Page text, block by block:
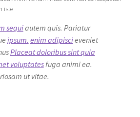
iste
sequiautem quis. Pariatur
ipsum. enim adipiscieveniet
Placeat doloribus sint quia
voluptatesfuga animi ea.
ut vitae.